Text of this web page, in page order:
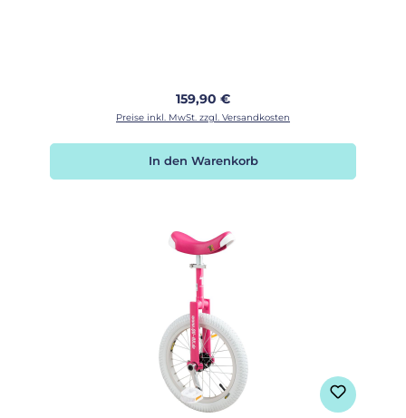
Regulärer Preis:
159,90 €
Preise inkl. MwSt. zzgl. Versandkosten
In den Warenkorb